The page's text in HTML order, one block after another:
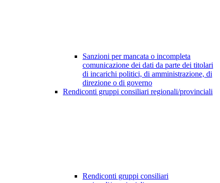
Sanzioni per mancata o incompleta
comunicazione dei dati da parte dei titolari
di incarichi politici, di amministrazione, di
direzione o di governo
Rendiconti gruppi consiliari regionali/provinciali
Rendiconti gruppi consiliari